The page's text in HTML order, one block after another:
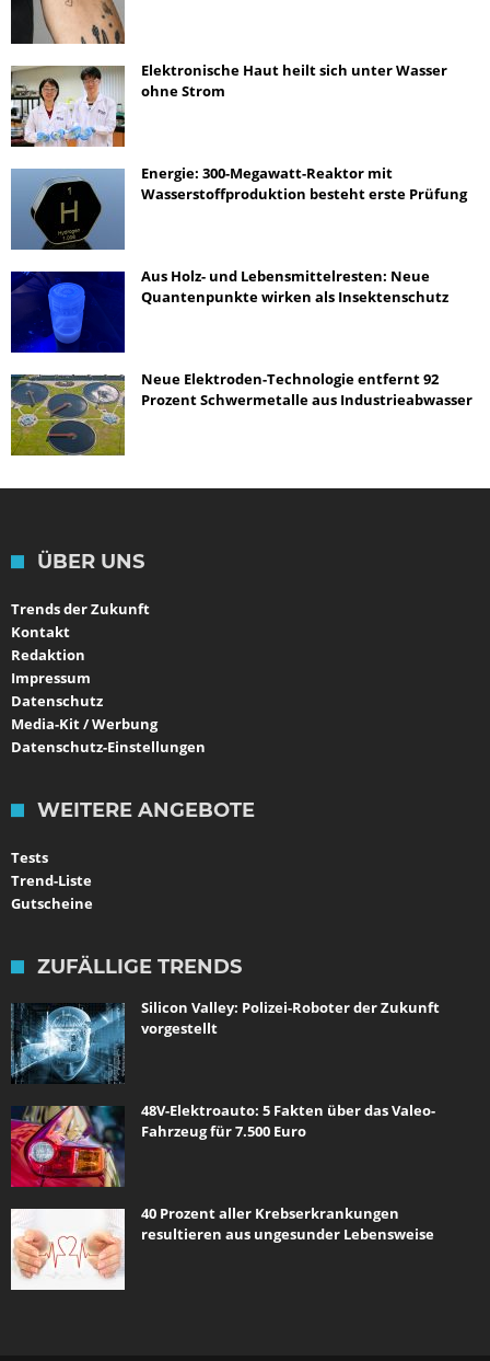
Elektronische Haut heilt sich unter Wasser
ohne Strom
Energie: 300-Megawatt-Reaktor mit
Wasserstoffproduktion besteht erste Prüfung
Aus Holz- und Lebensmittelresten: Neue
Quantenpunkte wirken als Insektenschutz
Neue Elektroden-Technologie entfernt 92
Prozent Schwermetalle aus Industrieabwasser
ÜBER UNS
Trends der Zukunft
Kontakt
Redaktion
Impressum
Datenschutz
Media-Kit / Werbung
Datenschutz-Einstellungen
WEITERE ANGEBOTE
Tests
Trend-Liste
Gutscheine
ZUFÄLLIGE TRENDS
Silicon Valley: Polizei-Roboter der Zukunft
vorgestellt
48V-Elektroauto: 5 Fakten über das Valeo-
Fahrzeug für 7.500 Euro
40 Prozent aller Krebserkrankungen
resultieren aus ungesunder Lebensweise